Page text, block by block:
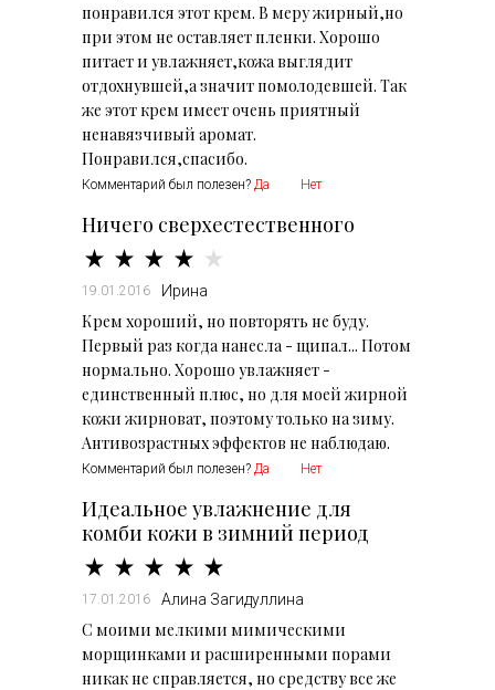
понравился этот крем. В меру жирный,но
при этом не оставляет пленки. Хорошо
питает и увлажняет,кожа выглядит
отдохнувшей,а значит помолодевшей. Так
же этот крем имеет очень приятный
ненавязчивый аромат.
Понравился,спасибо.
Комментарий был полезен? Да Нет
Ничего сверхестественного
19.01.2016 Ирина
Крем хороший, но повторять не буду.
Первый раз когда нанесла - щипал... Потом
нормально. Хорошо увлажняет -
единственный плюс, но для моей жирной
кожи жирноват, поэтому только на зиму.
Антивозрастных эффектов не наблюдаю.
Комментарий был полезен? Да Нет
Идеальное увлажнение для
комби кожи в зимний период
17.01.2016 Алина Загидуллина
С моими мелкими мимическими
морщинками и расширенными порами
никак не справляется, но средству все же